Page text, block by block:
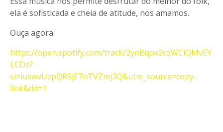
ela é sofisticada e cheia de atitude, nos amamos.
Ouça agora:
https://open.spotify.com/track/2ynBqox2cqWCiQMvEY
LCDz?
si=iuxwvUzpQRSjE7nTVZmj3Q&utm_source=copy-
link&dd=1